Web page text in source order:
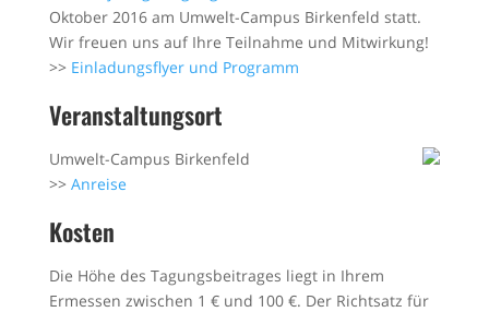
Oktober 2016 am Umwelt-Campus Birkenfeld statt.
Wir freuen uns auf Ihre Teilnahme und Mitwirkung!
>> Einladungsflyer und Programm
Veranstaltungsort
Umwelt-Campus Birkenfeld
>> Anreise
Kosten
Die Höhe des Tagungsbeitrages liegt in Ihrem
Ermessen zwischen 1 € und 100 €. Der Richtsatz für